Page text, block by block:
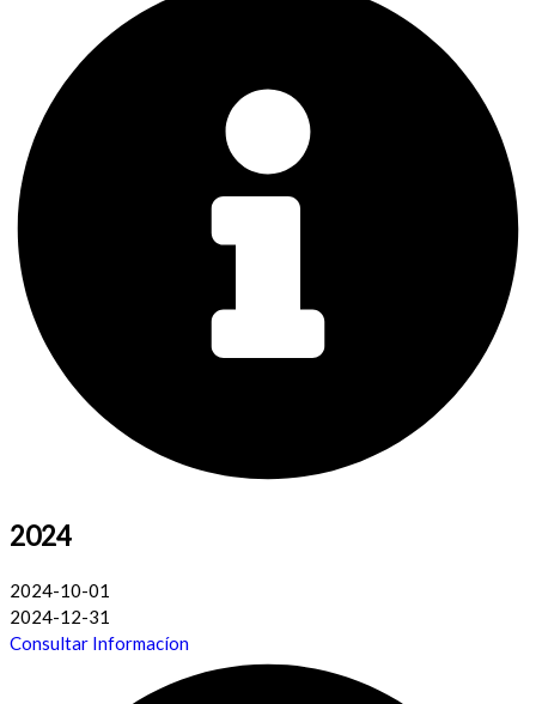
2024
2024-10-01
2024-12-31
Consultar Informacíon